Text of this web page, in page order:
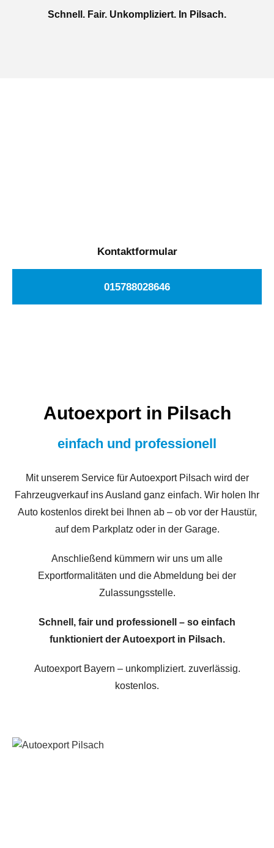
Schnell. Fair. Unkompliziert. In Pilsach.
Kontaktformular
015788028646
Autoexport in Pilsach
einfach und professionell
Mit unserem Service für Autoexport Pilsach wird der
Fahrzeugverkauf ins Ausland ganz einfach. Wir holen Ihr
Auto kostenlos direkt bei Ihnen ab – ob vor der Haustür,
auf dem Parkplatz oder in der Garage.
Anschließend kümmern wir uns um alle
Exportformalitäten und die Abmeldung bei der
Zulassungsstelle.
Schnell, fair und professionell – so einfach
funktioniert der Autoexport in Pilsach.
Autoexport Bayern – unkompliziert. zuverlässig.
kostenlos.